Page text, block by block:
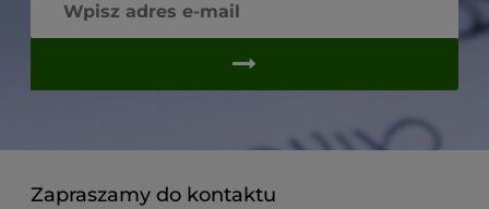
Zapraszamy do kontaktu